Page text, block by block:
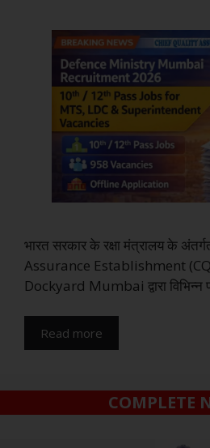
भारत सरकार के रक्षा मंत्रालय के
Assurance Establishment
Dockyard Mumbai द्वारा विभिन्न
Read more
COMPLETE